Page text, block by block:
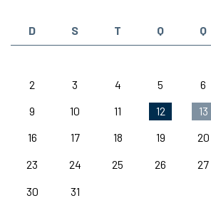
D S T Q Q
2
3 4 5 6
9
10 11 12 13
16
17 18 19 20
23
24 25 26 27
30
31